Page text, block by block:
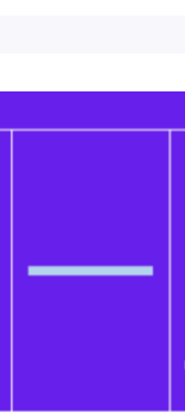
dans chaque cellule,